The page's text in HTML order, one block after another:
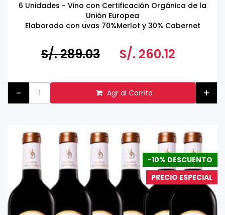
6 Unidades - Vino con Certificación Orgánica de la
Unión Europea
Elaborado con uvas 70%Merlot y 30% Cabernet
S/. 289.03 S/. 260.12
- Agr al Carrito +
-10% DESCUENTO
PRECIO ESPECIAL